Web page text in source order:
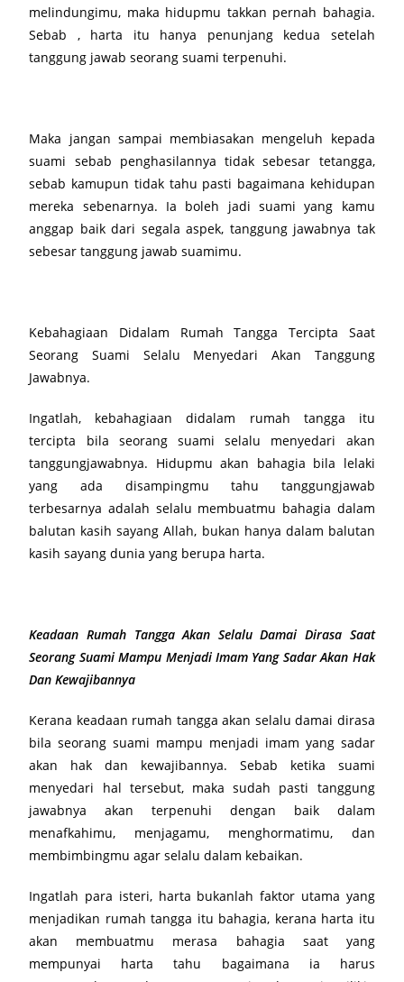
melindungimu, maka hidupmu takkan pernah bahagia.
Sebab , harta itu hanya penunjang kedua setelah
tanggung jawab seorang suami terpenuhi.
Maka jangan sampai membiasakan mengeluh kepada
suami sebab penghasilannya tidak sebesar tetangga,
sebab kamupun tidak tahu pasti bagaimana kehidupan
mereka sebenarnya. Ia boleh jadi suami yang kamu
anggap baik dari segala aspek, tanggung jawabnya tak
sebesar tanggung jawab suamimu.
Kebahagiaan Didalam Rumah Tangga Tercipta Saat
Seorang Suami Selalu Menyedari Akan Tanggung
Jawabnya.
Ingatlah, kebahagiaan didalam rumah tangga itu
tercipta bila seorang suami selalu menyedari akan
tanggungjawabnya. Hidupmu akan bahagia bila lelaki
yang ada disampingmu tahu tanggungjawab
terbesarnya adalah selalu membuatmu bahagia dalam
balutan kasih sayang Allah, bukan hanya dalam balutan
kasih sayang dunia yang berupa harta.
Keadaan Rumah Tangga Akan Selalu Damai Dirasa Saat
Seorang Suami Mampu Menjadi Imam Yang Sadar Akan Hak
Dan Kewajibannya
Kerana keadaan rumah tangga akan selalu damai dirasa
bila seorang suami mampu menjadi imam yang sadar
akan hak dan kewajibannya. Sebab ketika suami
menyedari hal tersebut, maka sudah pasti tanggung
jawabnya akan terpenuhi dengan baik dalam
menafkahimu, menjagamu, menghormatimu, dan
membimbingmu agar selalu dalam kebaikan.
Ingatlah para isteri, harta bukanlah faktor utama yang
menjadikan rumah tangga itu bahagia, kerana harta itu
akan membuatmu merasa bahagia saat yang
mempunyai harta tahu bagaimana ia harus